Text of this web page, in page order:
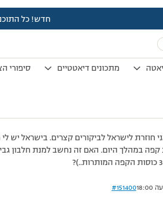
חדש! כל
מתכונים דיאטטיים סיפורי
#151399
קפה במהלך היום. האם זה נחשב למנת חלבון
#151400